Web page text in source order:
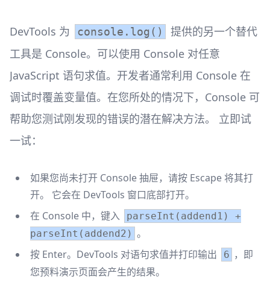
DevTools 为 console.log()
提供的另一个替代
工具是 Console。可以使用 Console 对任意
JavaScript 语句求值。开发者通常利用 Console 在
调试时覆盖变量值。在您所处的情况下，Console 可
帮助您测试刚发现的错误的潜在解决方法。 立即试
一试：
如果您尚未打开 Console 抽屉，请按 Escape 将其打
开。 它会在 DevTools 窗口底部打开。
在 Console 中，键入
parseInt(addend1) +
parseInt(addend2) 。
按 Enter。DevTools 对语句求值并打印输出
6 ，即
您预料演示页面会产生的结果。